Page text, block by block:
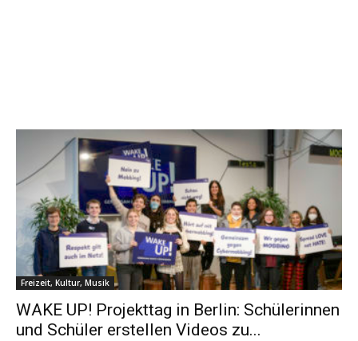
Freizeit, Kultur, Musik
WAKE UP! Projekttag in Berlin: Schülerinnen
und Schüler erstellen Videos zu...